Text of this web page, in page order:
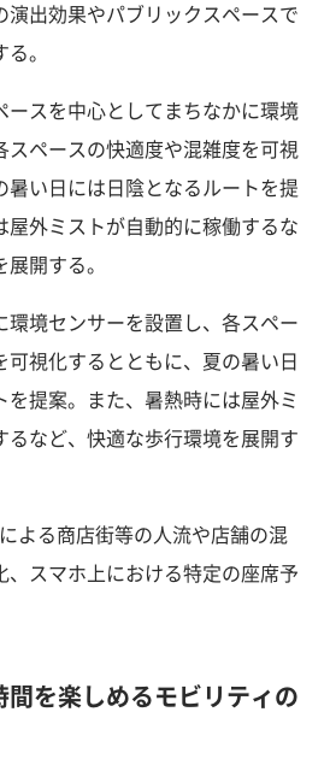
演出効果やパブリックスペースで
。
ースを中心としてまちなかに環境
スペースの快適度や混雑度を可視
暑い日には日陰となるルートを提
屋外ミストが自動的に稼働するな
開する。
環境センサーを設置し、各スペー
可視化するとともに、夏の暑い日
を提案。また、暑熱時には屋外ミ
るなど、快適な歩行環境を展開す
よる商店街等の人流や店舗の混
、スマホ上における特定の座席予
を楽しめるモビリティの